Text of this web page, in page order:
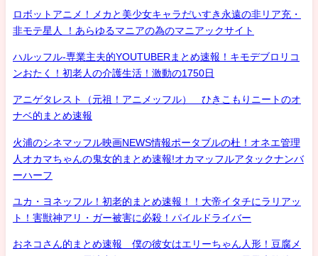
ロボットアニメ！メカと美少女キャラだいすき永遠の非リア充・
非モテ星人 ！あらゆるマニアの為のマニアックサイト
ハルッフル-専業主夫的YOUTUBERまとめ速報！キモデブロリコ
ンおたく！初老人の介護生活！激動の1750日
アニゲタレスト（元祖！アニメッフル） ひきこもりニートのオ
ナベ的まとめ速報
火浦のシネマッフル映画NEWS情報ポータブルの杜！オネエ管理
人オカマちゃんの鬼女的まとめ速報!オカマッフルアタックナンバ
ーハーフ
ユカ・ヨネッフル！初老的まとめ速報！！大帝イタチにラリアッ
ト！害獣神アリ・ガー被害に必殺！パイルドライバー
おネコさん的まとめ速報 僕の彼女はエリーちゃん人形！豆腐メ